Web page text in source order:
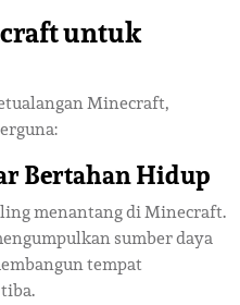
untuk
Minecraft,
Bertahan Hidup
menantang di Minecraft.
sumber daya
tempat